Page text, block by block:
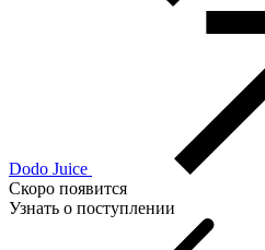
Dodo Juice
Скоро появится
Узнать о поступлении